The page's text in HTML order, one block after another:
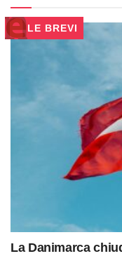
LE BREVI
La Danimarca